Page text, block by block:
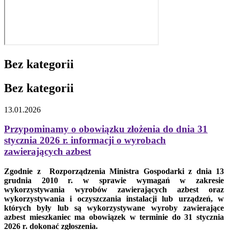
Bez kategorii
Bez kategorii
13.01.2026
Przypominamy o obowiązku złożenia do dnia 31
stycznia 2026 r. informacji o wyrobach
zawierających azbest
Zgodnie z Rozporządzenia Ministra Gospodarki z dnia 13
grudnia 2010 r. w sprawie wymagań w zakresie
wykorzystywania wyrobów zawierających azbest oraz
wykorzystywania i oczyszczania instalacji lub urządzeń, w
których były lub są wykorzystywane wyroby zawierające
azbest mieszkaniec ma obowiązek w terminie do 31 stycznia
2026 r. dokonać zgłoszenia.